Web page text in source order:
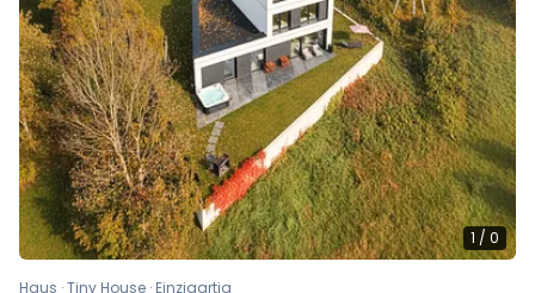
1 / 0
Haus · Tiny House · Einzigartig